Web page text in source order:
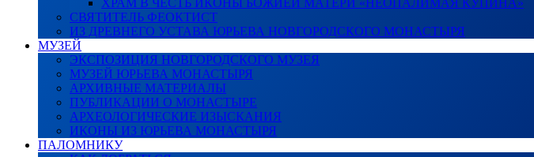
ХРАМ В ЧЕСТЬ ИКОНЫ БОЖИЕЙ МАТЕРИ «НЕОПАЛИМАЯ КУПИНА»
СВЯТИТЕЛЬ ФЕОКТИСТ
ИЗ ДРЕВНЕГО УСТАВА ЮРЬЕВА НОВГОРОДСКОГО МОНАСТЫРЯ
МУЗЕЙ
ЭКСПОЗИЦИЯ НОВГОРОДСКОГО МУЗЕЯ
МУЗЕЙ ЮРЬЕВА МОНАСТЫРЯ
АРХИВНЫЕ МАТЕРИАЛЫ
ПУБЛИКАЦИИ О МОНАСТЫРЕ
АРХЕОЛОГИЧЕСКИЕ ИЗЫСКАНИЯ
ИКОНЫ ИЗ ЮРЬЕВА МОНАСТЫРЯ
ПАЛОМНИКУ